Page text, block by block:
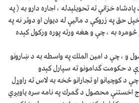
خزانې ته تحويلېدله ، اجاره دارو به ( په
حق په زروكې د ماليې له ديوان او دوتر نه په
به ، چې و هغه ورته پوره وركول كېده
و ، چې د امين الملك په واسطه به د ښارونو
د حكومت ګدامونو ته سپارل كېدو
د كوچيانو او تجارانو څخه به لاس ته راوړل
اخستنې محصول د ګمرك په نامه سره ياويږي